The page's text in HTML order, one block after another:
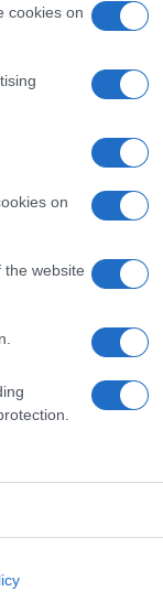
cookies on
on
the website
06/08/26
Κύπρου: Το
συμφωνίας
ΔΙΕΘΝΗ
06/08/26
«Ρωσικό
πίσω από
υποψίες για
ΕΛΛΑΔΑ
Φρίκη
ΔΙΕΘΝΗ
Η Μόσχα
«ρωσικής